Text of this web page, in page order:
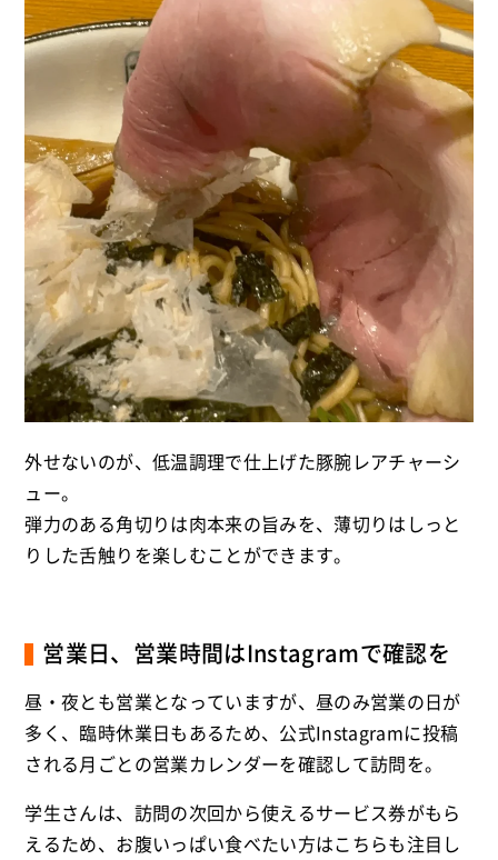
外せないのが、低温調理で仕上げた豚腕レアチャーシ
ュー。
弾力のある角切りは肉本来の旨みを、薄切りはしっと
りした舌触りを楽しむことができます。
営業日、営業時間はInstagramで確認を
昼・夜とも営業となっていますが、昼のみ営業の日が
多く、臨時休業日もあるため、公式Instagramに投稿
される月ごとの営業カレンダーを確認して訪問を。
学生さんは、訪問の次回から使えるサービス券がもら
えるため、お腹いっぱい食べたい方はこちらも注目し